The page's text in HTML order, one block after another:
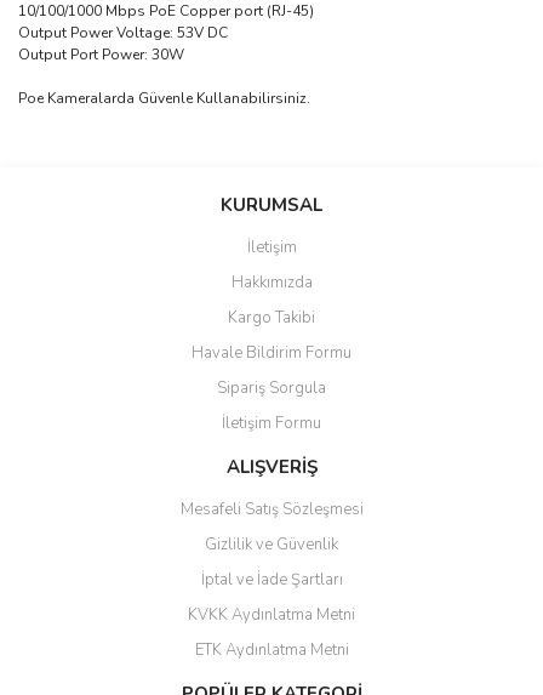
10/100/1000 Mbps PoE Copper port (RJ-45)
Output Power Voltage: 53V DC
Output Port Power: 30W
Poe Kameralarda Güvenle Kullanabilirsiniz.
Bu ürüne ilk yorumu siz yapın!
güzel paketlenmiş ama yanında
ile 24 izlenmektedir diye küçük
bir tabela olsa daha hoş
hızlı güvenli bir alışveriş oldu
Yalçın Kaya | 20/06/2026
ahmet yiğit | 29/04/2026
Aldığım ürün kapalı kutu teslim
KURUMSAL
İletişim
Hakkımızda
Kargo Takibi
Havale Bildirim Formu
Sipariş Sorgula
İletişim Formu
ALIŞVERİŞ
Mesafeli Satış Sözleşmesi
Gizlilik ve Güvenlik
İptal ve İade Şartları
KVKK Aydınlatma Metni
ETK Aydınlatma Metni